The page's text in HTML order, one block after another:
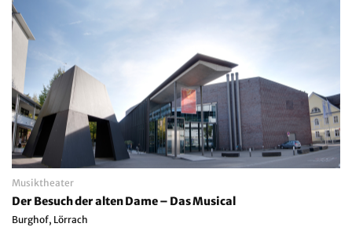
Musiktheater
Der Besuch der alten Dame – Das Musical
Burghof, Lörrach